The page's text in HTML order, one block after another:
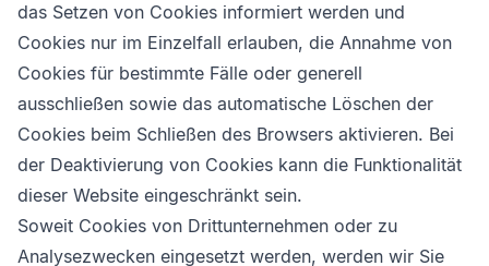
das Setzen von Cookies informiert werden und
Cookies nur im Einzelfall erlauben, die Annahme von
Cookies für bestimmte Fälle oder generell
ausschließen sowie das automatische Löschen der
Cookies beim Schließen des Browsers aktivieren. Bei
der Deaktivierung von Cookies kann die Funktionalität
dieser Website eingeschränkt sein.
Soweit Cookies von Drittunternehmen oder zu
Analysezwecken eingesetzt werden, werden wir Sie